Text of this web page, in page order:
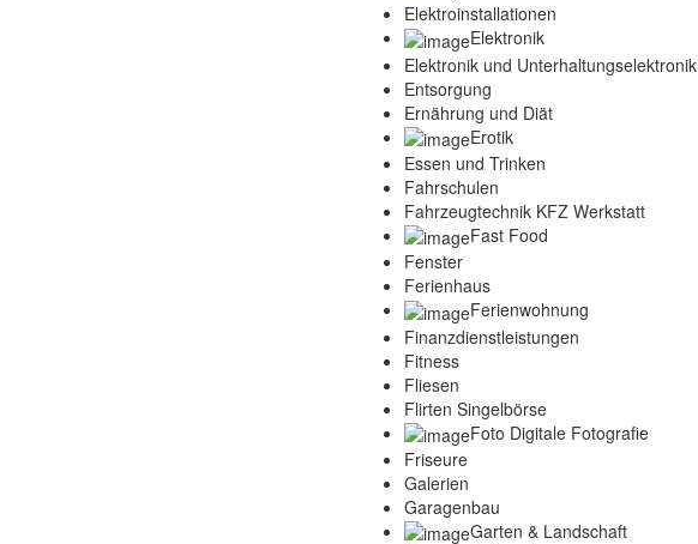
Elektroinstallationen
Elektronik
Elektronik und Unterhaltungselektronik
Entsorgung
Ernährung und Diät
Erotik
Essen und Trinken
Fahrschulen
Fahrzeugtechnik KFZ Werkstatt
Fast Food
Fenster
Ferienhaus
Ferienwohnung
Finanzdienstleistungen
Fitness
Fliesen
Flirten Singelbörse
Foto Digitale Fotografie
Friseure
Galerien
Garagenbau
Garten & Landschaft